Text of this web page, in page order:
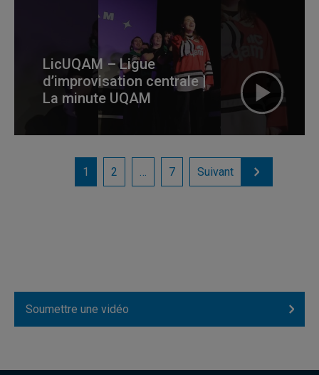
LicUQAM – Ligue
d’improvisation centrale |
La minute UQAM
1 2 … 7 Suivant
Soumettre une vidéo